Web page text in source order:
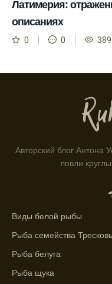
выбирать
Способ
Прогноз
Информация
места для
фаз и
Узнайте
ближайшие
График клева
погоды.
Латимерия:
описаниях
0 0 389
Авторский блог Антона
ловли
Виды белой рыбы
Рыба семейства
Рыба белуга
Рыба щука